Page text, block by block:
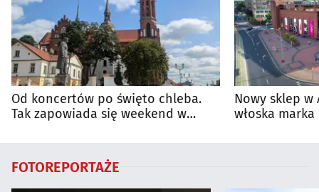
Od koncertów po święto chleba.
Tak zapowiada się weekend w
Nowy sklep w
włoska
FOTOREPORTAŻE